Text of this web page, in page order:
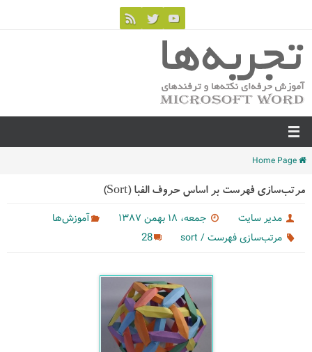
Home Page
مرتب‌‌سازی فهرست بر اساس حروف الفبا (Sort)‌
مدیر سایت جمعه، ۱۸ بهمن ۱۳۸۷
آموزش‌ها
مرتب‌‌سازی فهرست / sort
28